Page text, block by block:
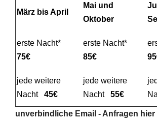
März bis April
Mai und
Oktober
erste Nacht*
75€
erste Nacht*
85€
jede weitere
Nacht 45€
jede weitere
Nacht 55€
unverbindliche Email - Anfragen hier